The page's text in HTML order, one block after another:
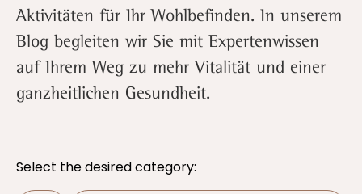
Aktivitäten für Ihr Wohlbefinden. In unserem
Blog begleiten wir Sie mit Expertenwissen
auf Ihrem Weg zu mehr Vitalität und einer
ganzheitlichen Gesundheit.
Select the desired category: